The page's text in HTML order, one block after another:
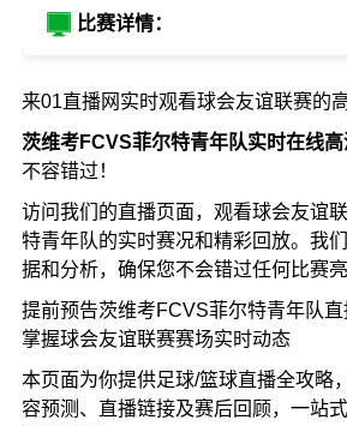
比赛详情：
来01直播网实时观看球会友谊联赛的
茨维考FCVS菲尔特青年队实时在线
不容错过！
访问我们的直播页面，观看球会友谊
特青年队的实时赛况和精彩回放。我
据和分析，确保您不会错过任何比赛亮
提前预告茨维考FCVS菲尔特青年队
掌握球会友谊联赛赛场实时动态
本页面为你提供足球/篮球直播全攻略
容预测、直播链接及赛后回顾，一站